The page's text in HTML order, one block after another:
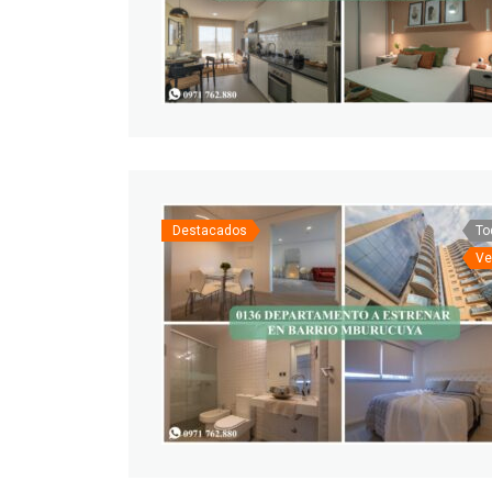
Destacados